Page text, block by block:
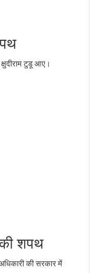
टुडू आए।
की शपथ
की सरकार में